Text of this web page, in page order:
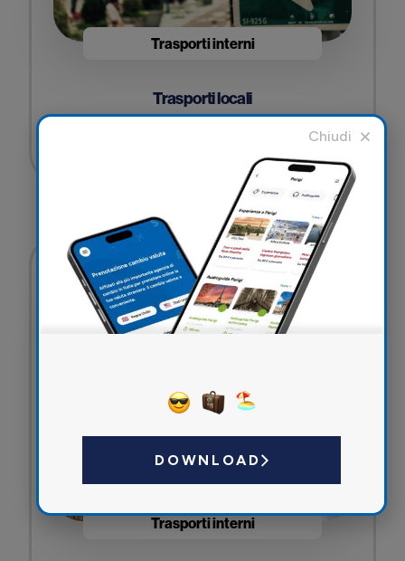
Trasporti interni
Trasporti locali
Trasporti interni
DOWNLOAD